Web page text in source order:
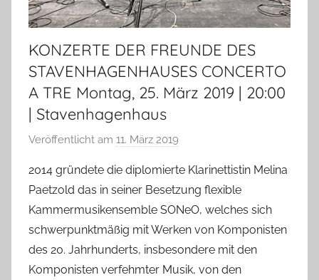
KONZERTE DER FREUNDE DES
STAVENHAGENHAUSES CONCERTO
A TRE Montag, 25. März 2019 | 20:00
| Stavenhagenhaus
Veröffentlicht am 11. März 2019
n
T
a
b
e
a
2014 gründete die diplomierte Klarinettistin Melina
Paetzold das in seiner Besetzung flexible
Kammermusikensemble SONeO, welches sich
schwerpunktmäßig mit Werken von Komponisten
des 20. Jahrhunderts, insbesondere mit den
Komponisten verfehmter Musik, von den